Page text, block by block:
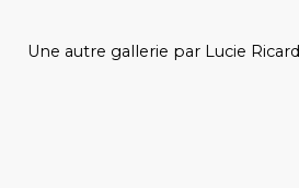
Une autre gallerie par Lucie